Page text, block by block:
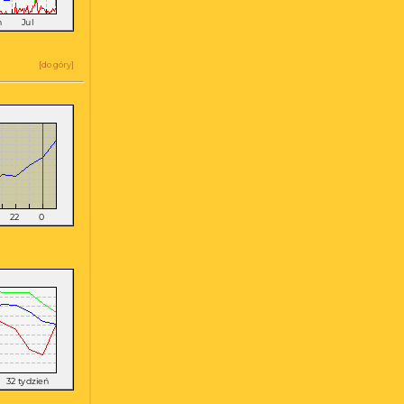
[do góry]